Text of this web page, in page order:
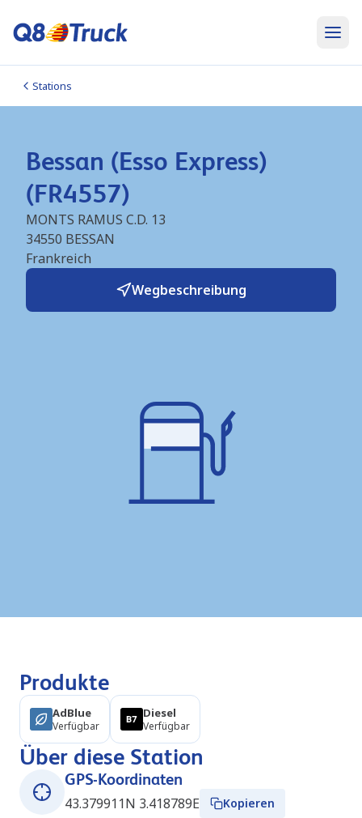
Stations
Bessan (Esso Express)
(FR4557)
MONTS RAMUS C.D. 13
34550 BESSAN
Frankreich
Wegbeschreibung
Produkte
AdBlue
Verfügbar
Diesel
Verfügbar
Über diese Station
GPS-Koordinaten
43.379911N 3.418789E
Kopieren